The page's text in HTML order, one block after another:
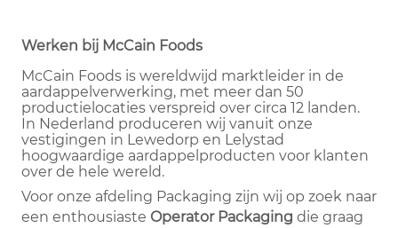
Werken bij McCain Foods
McCain Foods is wereldwijd marktleider in de
aardappelverwerking, met meer dan 50
productielocaties verspreid over circa 12 landen.
In Nederland produceren wij vanuit onze
vestigingen in Lewedorp en Lelystad
hoogwaardige aardappelproducten voor klanten
over de hele wereld.
Voor onze afdeling Packaging zijn wij op zoek naar
een enthousiaste Operator Packaging die graag